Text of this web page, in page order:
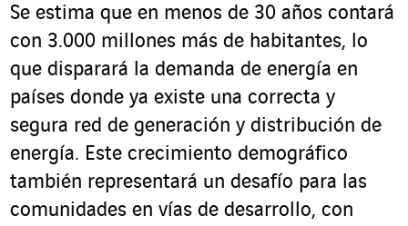
Se estima que en menos de 30 años contará
con 3.000 millones más de habitantes, lo
que disparará la demanda de energía en
países donde ya existe una correcta y
segura red de generación y distribución de
energía. Este crecimiento demográfico
también representará un desafío para las
comunidades en vías de desarrollo, con